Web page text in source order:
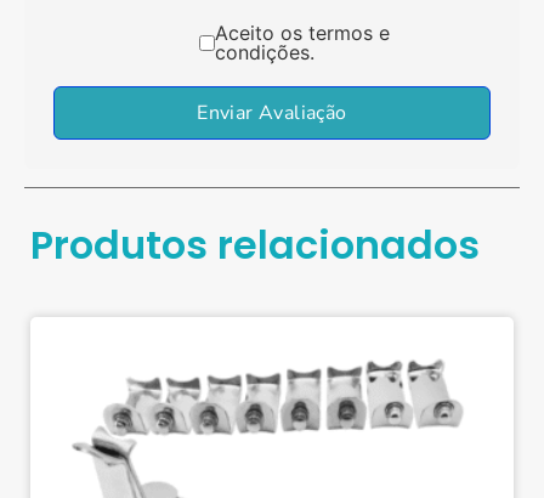
Aceito os termos e
condições.
Enviar Avaliação
Produtos relacionados